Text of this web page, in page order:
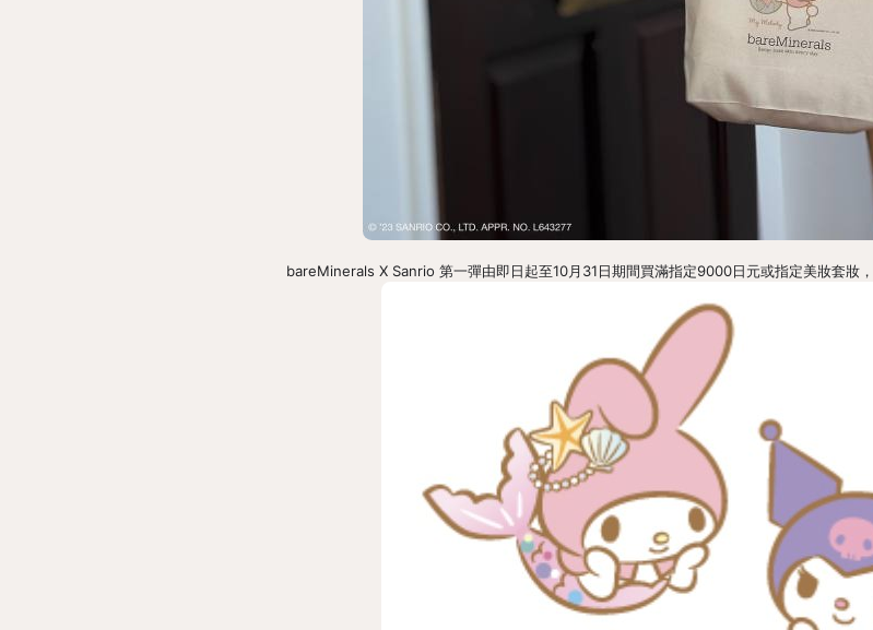
bareMinerals X Sanrio 第一彈由即日起至10月31日期間買滿指定9000日元或指定美妝套妝